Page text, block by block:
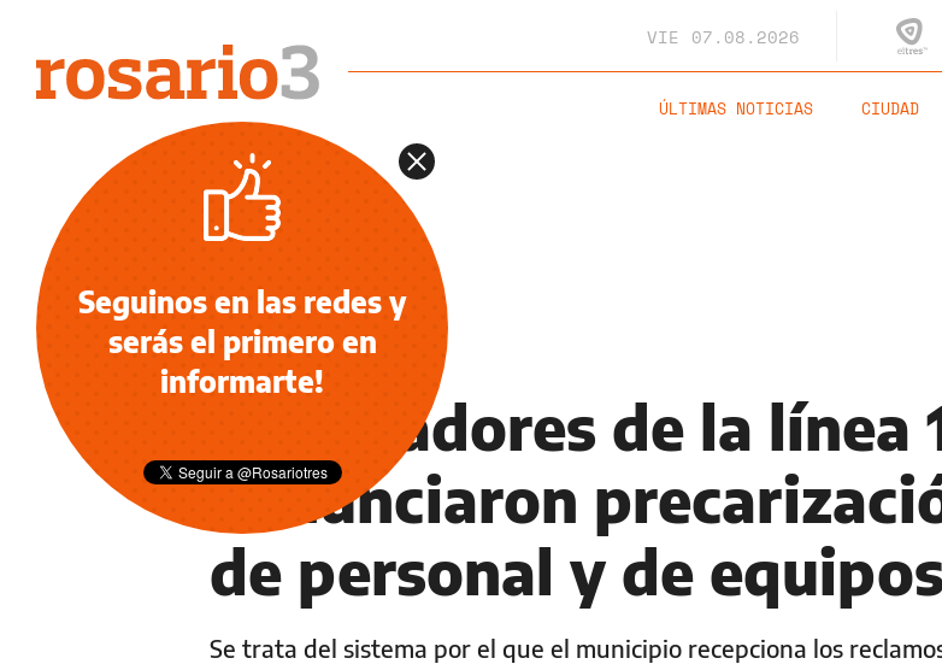
VIE 07.08.2026
ÚLTIMAS NOTICIAS CIUDAD
INFORMACIÓN GENERAL
Trabajadores de la línea
denunciaron
de personal y de equipos
Se trata del sistema por el que el municipio recepciona los
Seguinos en las redes y
serás el primero en
informarte!